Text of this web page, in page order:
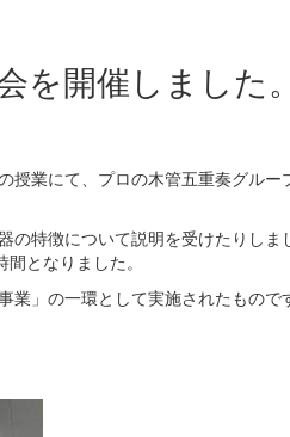
を開催しました。
業にて、プロの木管五重奏グルー
特徴について説明を受けたりし
となりました。
」の一環として実施されたもので